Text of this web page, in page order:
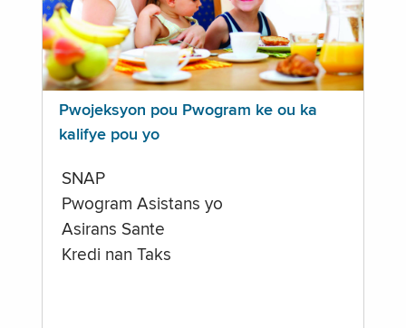
Pwojeksyon pou Pwogram ke ou ka
kalifye pou yo
SNAP
Pwogram Asistans yo
Asirans Sante
Kredi nan Taks